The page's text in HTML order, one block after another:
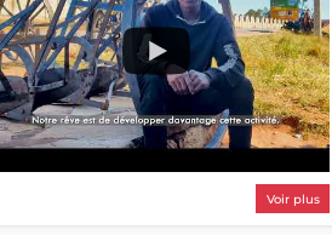
Voir plus